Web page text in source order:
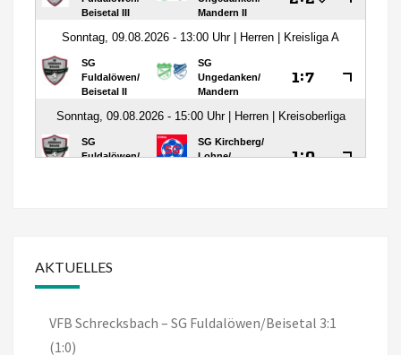
AKTUELLES
VFB Schrecksbach – SG Fuldalöwen/Beisetal 3:1
(1:0)